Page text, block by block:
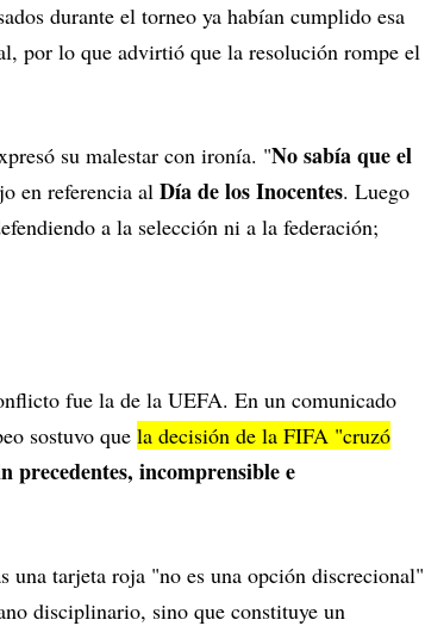
durante el torneo ya habían cumplido esa
por lo que advirtió que la resolución rompe el
su malestar con ironía. "No sabía que el
en referencia al Día de los Inocentes. Luego
a la selección ni a la federación;
fue la de la UEFA. En un comunicado
sostuvo que la decisión de la FIFA "cruzó
precedentes, incomprensible e
una tarjeta roja "no es una opción discrecional"
disciplinario, sino que constituye un